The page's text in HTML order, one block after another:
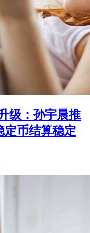
级：孙宇晨推
定币结算稳定